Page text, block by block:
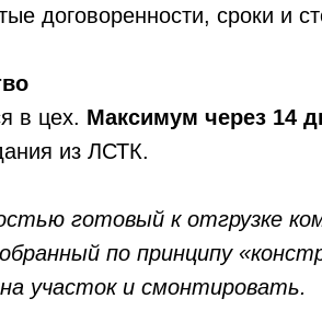
договоренности, сроки и
в цех. Максимум через 14
из ЛСТК.
готовый к отгрузке
по принципу
участок и смонтировать.